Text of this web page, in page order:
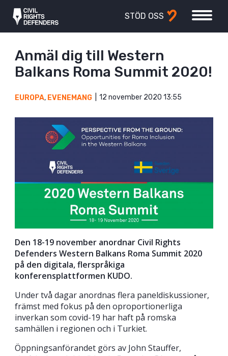
STÖD OSS
Anmäl dig till Western
Balkans Roma Summit 2020!
EUROPA, EVENEMANG 12 november 2020 13:55
Den 18-19 november anordnar Civil Rights
Defenders Western Balkans Roma Summit 2020
på den digitala, flerspråkiga
konferensplattformen KUDO.
Under två dagar anordnas flera paneldiskussioner,
främst med fokus på den oproportionerliga
inverkan som covid-19 har haft på romska
samhällen i regionen och i Turkiet.
Öppningsanförandet görs av John Stauffer,